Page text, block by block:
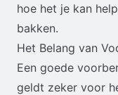
hoe het je kan
bakken.
Het Belang van
Een goede
geldt zeker voor